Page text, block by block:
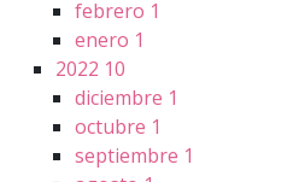
febrero 1
enero 1
2022 10
diciembre 1
octubre 1
septiembre 1